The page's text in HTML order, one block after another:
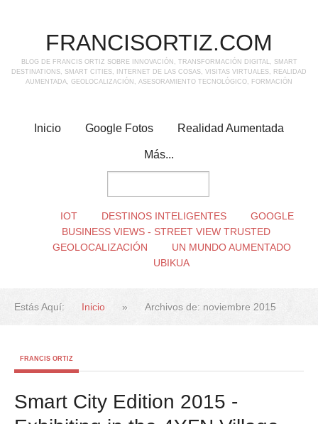
FRANCISORTIZ.COM
BLOG DE FRANCIS ORTIZ SOBRE INNOVACIÓN, TRANSFORMACIÓN DIGITAL, SMART
DESTINATIONS, SMART CITIES, INTERNET DE LAS COSAS, VISITAS VIRTUALES, REALIDAD
AUMENTADA, GEOLOCALIZACIÓN, ASESORAMIENTO TECNOLÓGICO, FORMACIÓN
Inicio Google Fotos Realidad Aumentada
Más...
IOT DESTINOS INTELIGENTES
GOOGLE
BUSINESS VIEWS - STREET VIEW TRUSTED
GEOLOCALIZACIÓN
UN MUNDO AUMENTADO
UBIKUA
Estás Aquí: Inicio » Archivos de: noviembre 2015
FRANCIS ORTIZ
Smart City Edition 2015 -